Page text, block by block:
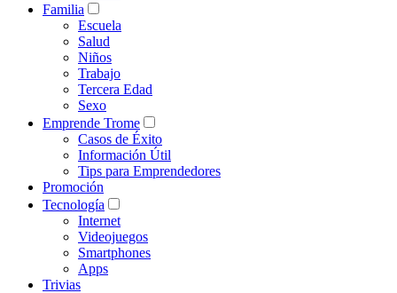
Familia
Escuela
Salud
Niños
Trabajo
Tercera Edad
Sexo
Emprende Trome
Casos de Éxito
Información Útil
Tips para Emprendedores
Promoción
Tecnología
Internet
Videojuegos
Smartphones
Apps
Trivias